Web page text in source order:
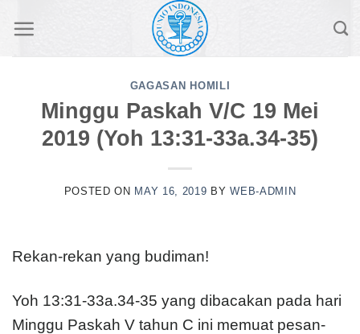
GAGASAN HOMILI
Minggu Paskah V/C 19 Mei
2019 (Yoh 13:31-33a.34-35)
POSTED ON MAY 16, 2019 BYWEB-ADMIN
Rekan-rekan yang budiman!
Yoh 13:31-33a.34-35 yang dibacakan pada hari
Minggu Paskah V tahun C ini memuat pesan-